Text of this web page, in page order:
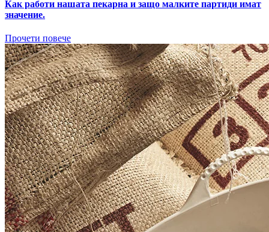
Как работи нашата пекарна и защо малките партиди имат
значение.
Прочети повече